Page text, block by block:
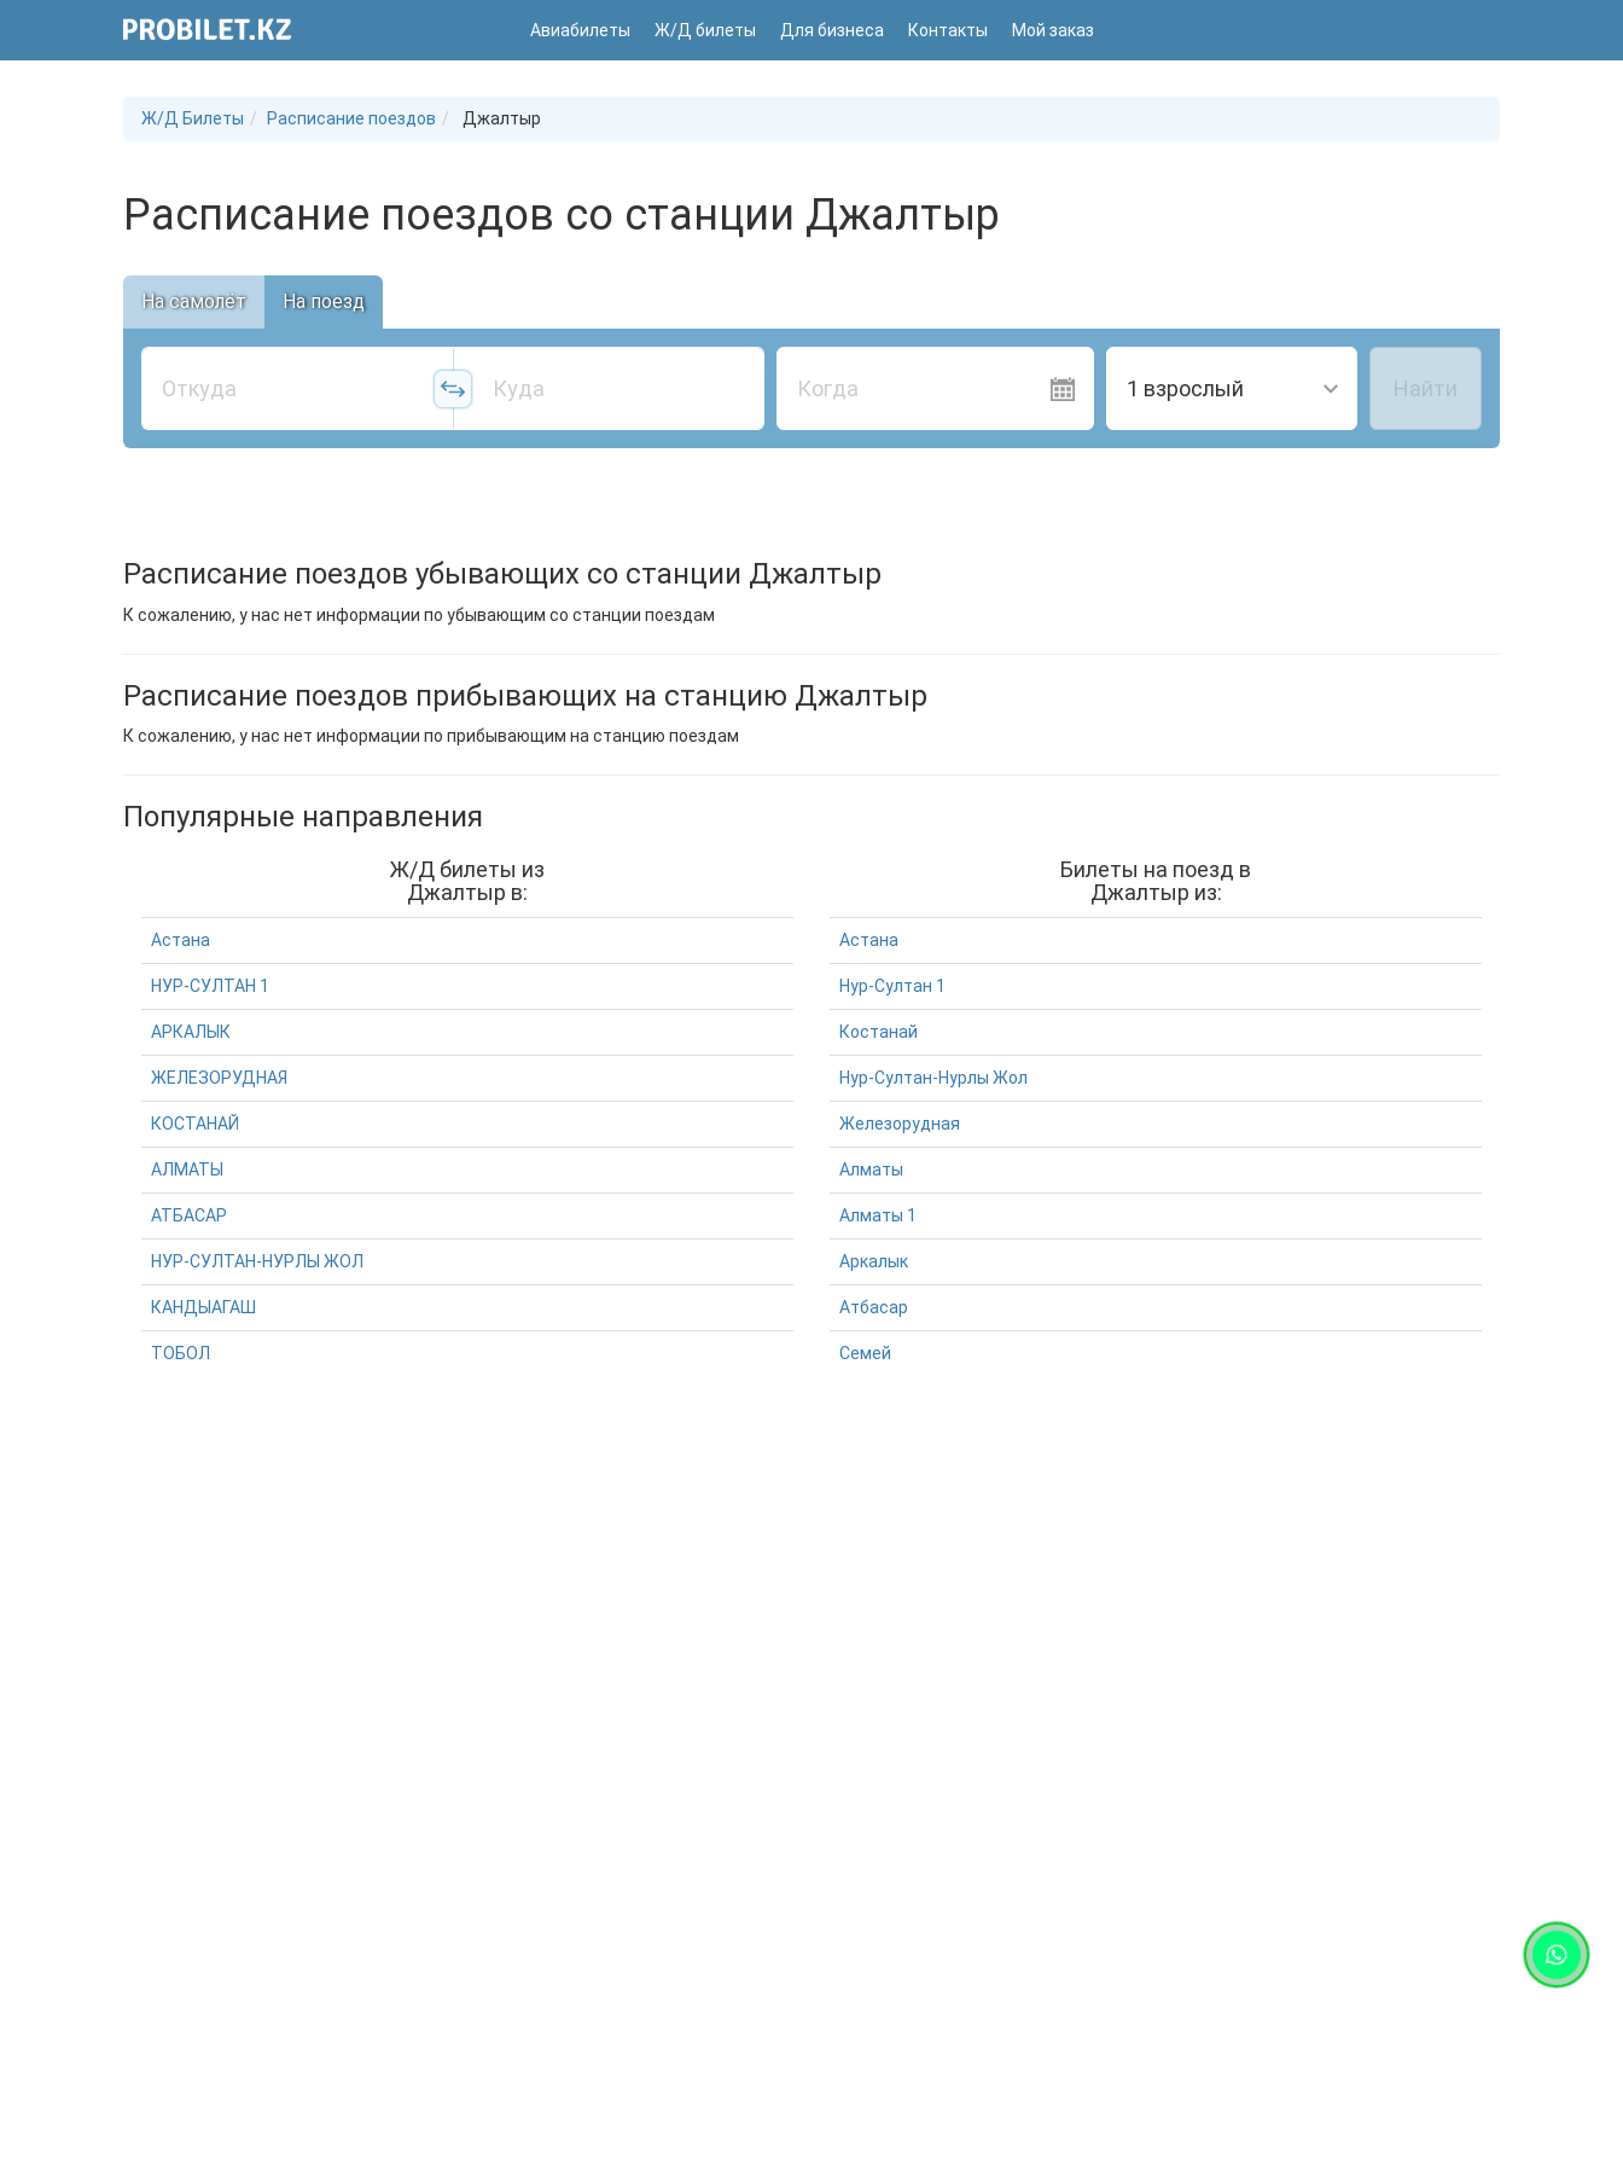
Авиабилеты Ж/Д билеты Для бизнеса Контакты Мой заказ
Ж/Д Билеты Расписание поездов Джалтыр
Расписание поездов со станции Джалтыр
На самолёт На поезд
Когда 1 взрослый Найти
Расписание поездов убывающих со станции Джалтыр
К сожалению, у нас нет информации по убывающим со станции поездам
Расписание поездов прибывающих на станцию Джалтыр
К сожалению, у нас нет информации по прибывающим на станцию поездам
Популярные направления
Ж/Д билеты из
Джалтыр в:
Астана
НУР-СУЛТАН 1
АРКАЛЫК
ЖЕЛЕЗОРУДНАЯ
КОСТАНАЙ
АЛМАТЫ
АТБАСАР
НУР-СУЛТАН-НУРЛЫ ЖОЛ
КАНДЫАГАШ
ТОБОЛ
Билеты на поезд в
Джалтыр из:
Астана
Нур-Султан 1
Костанай
Нур-Султан-Нурлы Жол
Железорудная
Алматы
Алматы 1
Аркалык
Атбасар
Семей